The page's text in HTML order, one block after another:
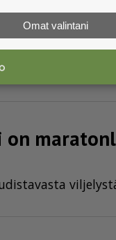
on
Omat valintani